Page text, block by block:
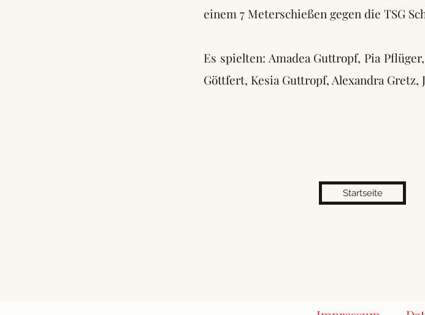
einem 7 Meterschießen gegen die TSG
Es spielten: Amadea Guttropf, Pia
Göttfert, Kesia Guttropf, Alexandra Gretz,
Startseite